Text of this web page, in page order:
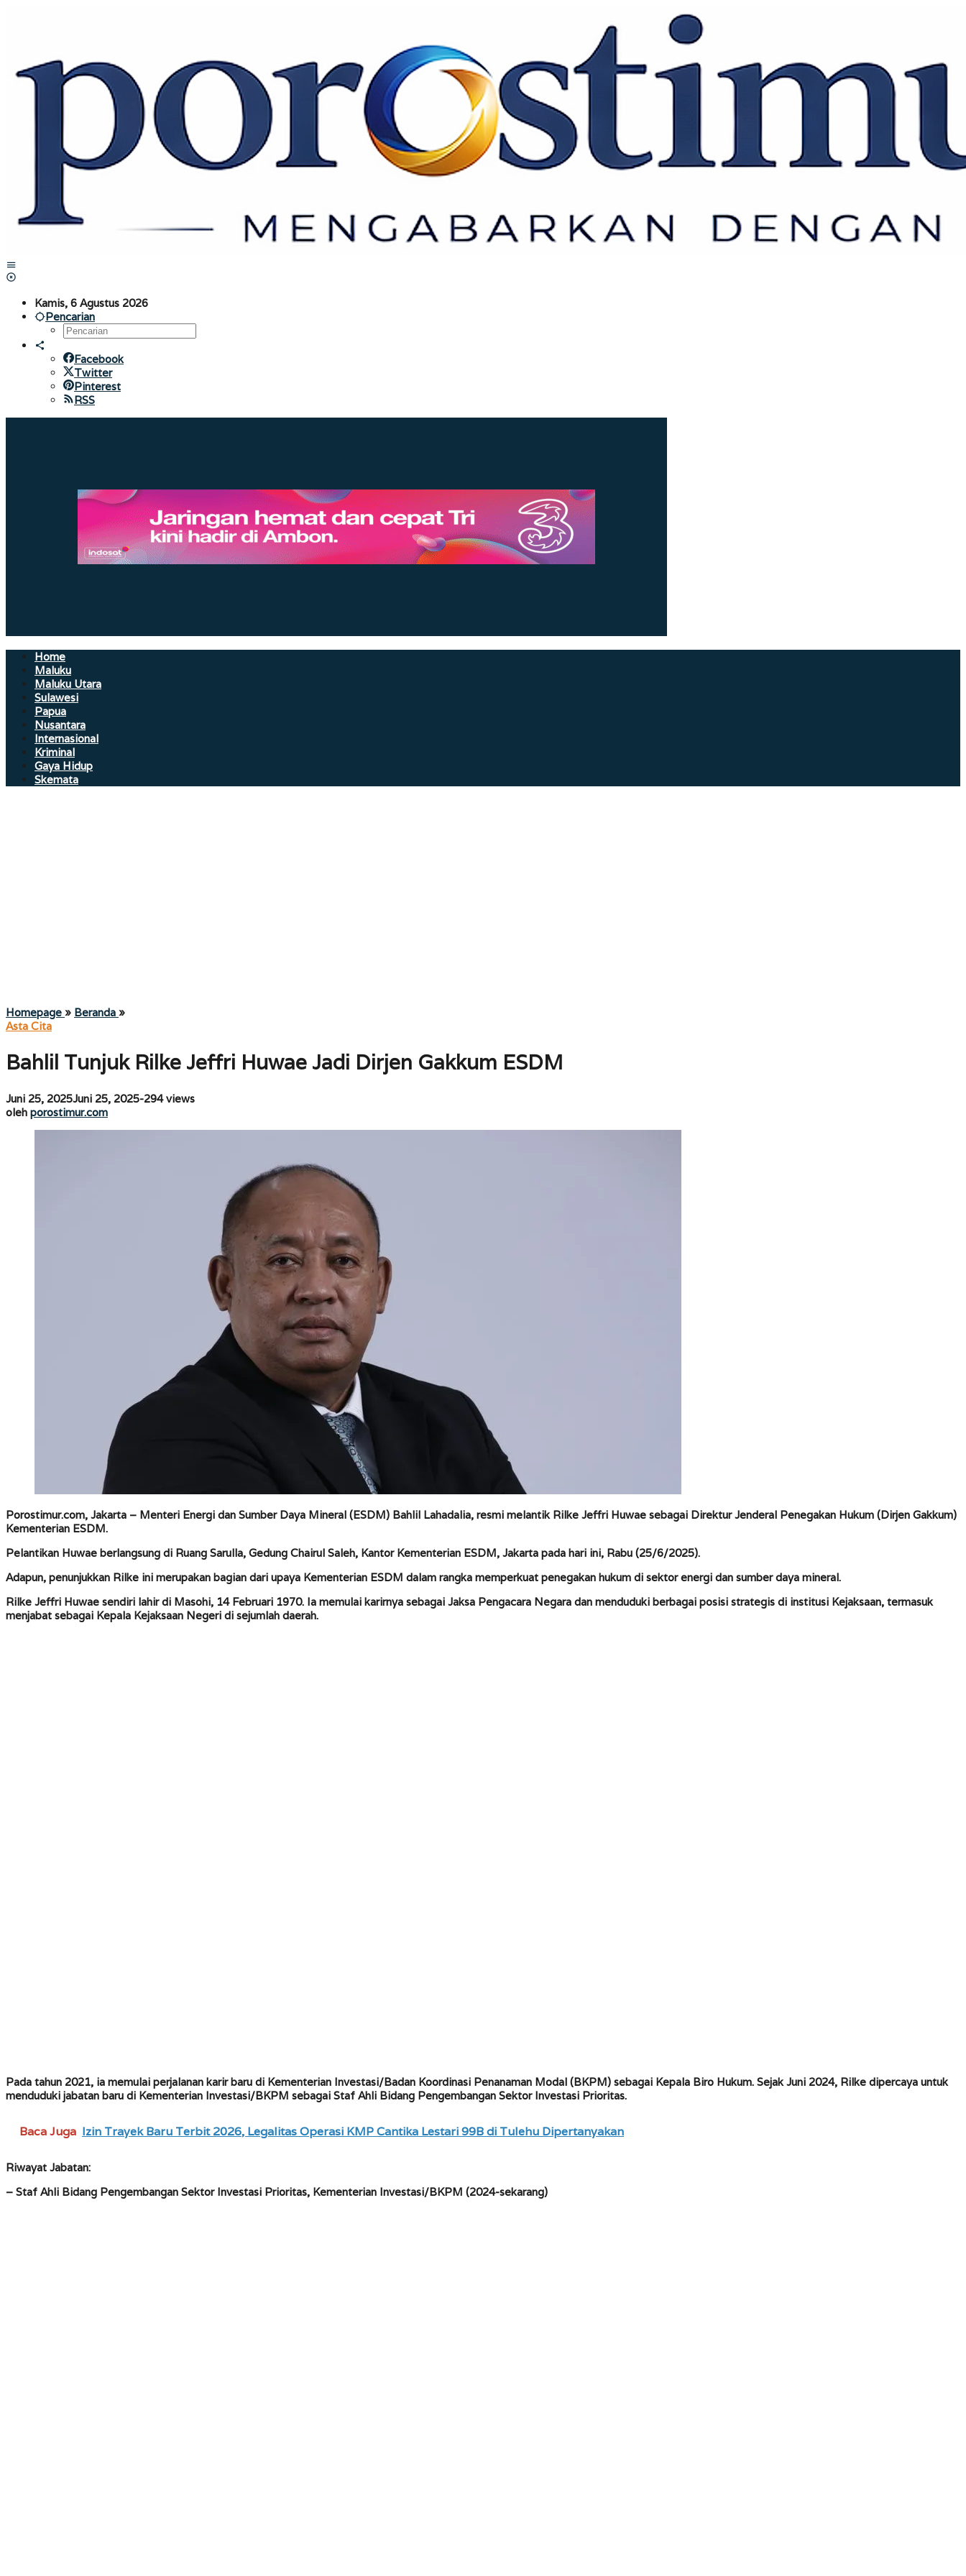
Kamis, 6 Agustus 2026
Pencarian
Facebook
Twitter
Pinterest
RSS
Home
Maluku
Maluku Utara
Sulawesi
Papua
Nusantara
Internasional
Kriminal
Gaya Hidup
Skemata
Homepage » Beranda »Bahlil
Jeffri
Huwae
Dirjen
Gakkum
Asta Cita
Bahlil Tunjuk Rilke Jeffri Huwae Jadi Dirjen Gakkum ESDM
Juni 25, 2025Juni 25, 2025oleh
-294 views
oleh porostimur.com
Porostimur.com, Jakarta – Menteri Energi dan Sumber Daya Mineral (ESDM) Bahlil Lahadalia, resmi melantik Rilke Jeffri Huwae sebagai Direktur Jenderal Penegakan Hukum (Dirjen Gakkum)
Kementerian ESDM.
Pelantikan Huwae berlangsung di Ruang Sarulla, Gedung Chairul Saleh, Kantor Kementerian ESDM, Jakarta pada hari ini, Rabu (25/6/2025).
Adapun, penunjukkan Rilke ini merupakan bagian dari upaya Kementerian ESDM dalam rangka memperkuat penegakan hukum di sektor energi dan sumber daya mineral.
Rilke Jeffri Huwae sendiri lahir di Masohi, 14 Februari 1970. Ia memulai karirnya sebagai Jaksa Pengacara Negara dan menduduki berbagai posisi strategis di institusi Kejaksaan, termasuk
menjabat sebagai Kepala Kejaksaan Negeri di sejumlah daerah.
Pada tahun 2021, ia memulai perjalanan karir baru di Kementerian Investasi/Badan Koordinasi Penanaman Modal (BKPM) sebagai Kepala Biro Hukum. Sejak Juni 2024, Rilke dipercaya untuk
menduduki jabatan baru di Kementerian Investasi/BKPM sebagai Staf Ahli Bidang Pengembangan Sektor Investasi Prioritas.
Baca Juga Izin Trayek Baru Terbit 2026, Legalitas Operasi KMP Cantika Lestari 99B di Tulehu Dipertanyakan
Riwayat Jabatan:
– Staf Ahli Bidang Pengembangan Sektor Investasi Prioritas, Kementerian Investasi/BKPM (2024-sekarang)